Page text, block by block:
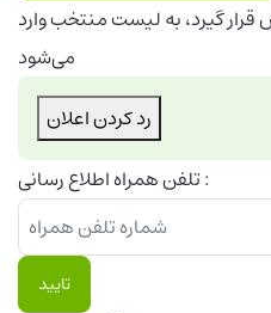
گیرد، به لیست منتخب وارد
می‌شود
رد کردن اعلان
تلفن همراه اطلاع رسانی :
تایید